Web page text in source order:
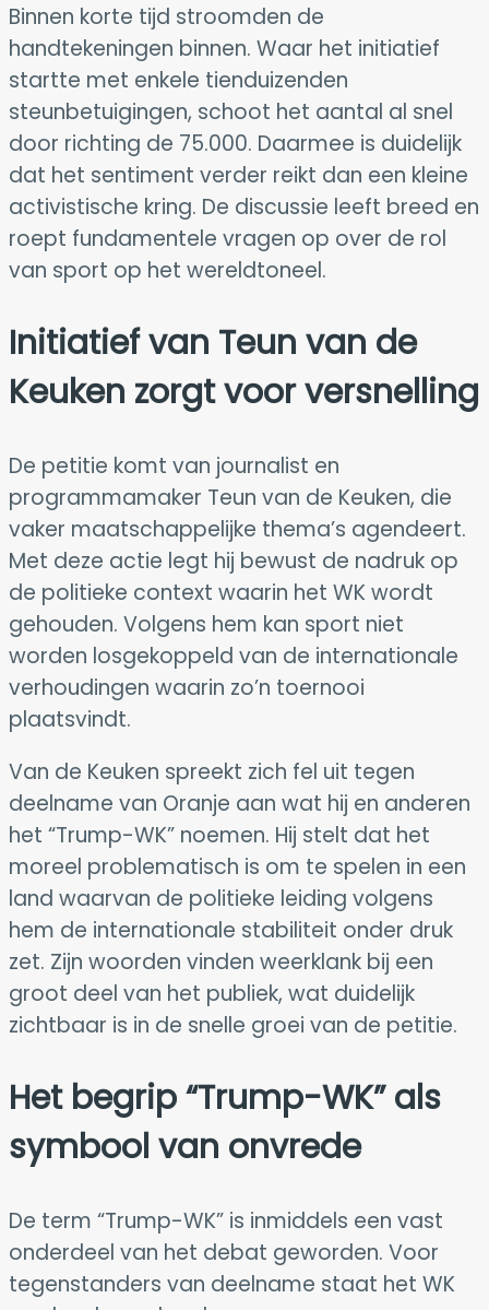
Binnen korte tijd stroomden de
handtekeningen binnen. Waar het initiatief
startte met enkele tienduizenden
steunbetuigingen, schoot het aantal al snel
door richting de 75.000. Daarmee is duidelijk
dat het sentiment verder reikt dan een kleine
activistische kring. De discussie leeft breed en
roept fundamentele vragen op over de rol
van sport op het wereldtoneel.
Initiatief van Teun van de
Keuken zorgt voor versnelling
De petitie komt van journalist en
programmamaker Teun van de Keuken, die
vaker maatschappelijke thema’s agendeert.
Met deze actie legt hij bewust de nadruk op
de politieke context waarin het WK wordt
gehouden. Volgens hem kan sport niet
worden losgekoppeld van de internationale
verhoudingen waarin zo’n toernooi
plaatsvindt.
Van de Keuken spreekt zich fel uit tegen
deelname van Oranje aan wat hij en anderen
het “Trump-WK” noemen. Hij stelt dat het
moreel problematisch is om te spelen in een
land waarvan de politieke leiding volgens
hem de internationale stabiliteit onder druk
zet. Zijn woorden vinden weerklank bij een
groot deel van het publiek, wat duidelijk
zichtbaar is in de snelle groei van de petitie.
Het begrip “Trump-WK” als
symbool van onvrede
De term “Trump-WK” is inmiddels een vast
onderdeel van het debat geworden. Voor
tegenstanders van deelname staat het WK